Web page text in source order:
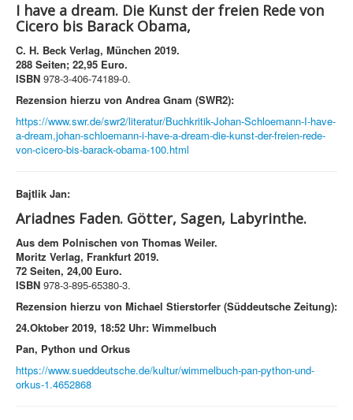
I have a dream. Die Kunst der freien Rede von
Cicero bis Barack Obama,
C. H. Beck Verlag, München 2019.
288 Seiten; 22,95 Euro.
ISBN 978-3-406-74189-0.
Rezension hierzu von Andrea Gnam (SWR2):
https://www.swr.de/swr2/literatur/Buchkritik-Johan-Schloemann-I-have-
a-dream,johan-schloemann-i-have-a-dream-die-kunst-der-freien-rede-
von-cicero-bis-barack-obama-100.html
Bajtlik Jan:
Ariadnes Faden. Götter, Sagen, Labyrinthe.
Aus dem Polnischen von Thomas Weiler.
Moritz Verlag, Frankfurt 2019.
72 Seiten, 24,00 Euro.
ISBN 978-3-895-65380-3.
Rezension hierzu von Michael Stierstorfer (Süddeutsche Zeitung):
24.Oktober 2019, 18:52 Uhr: Wimmelbuch
Pan, Python und Orkus
https://www.sueddeutsche.de/kultur/wimmelbuch-pan-python-und-
orkus-1.4652868